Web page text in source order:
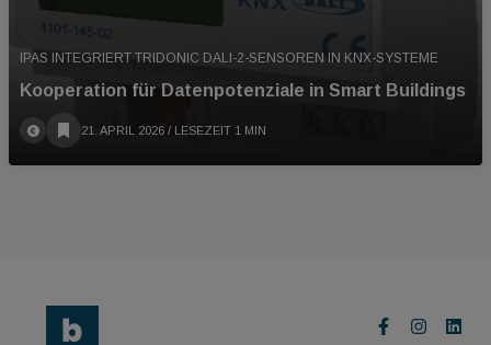
IPAS INTEGRIERT TRIDONIC DALI-2-SENSOREN IN KNX-SYSTEME
Kooperation für Datenpotenziale in Smart Buildings
21. APRIL 2026 / LESEZEIT 1 MIN